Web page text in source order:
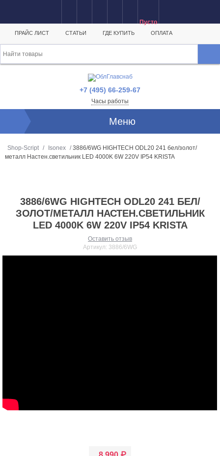
Пусто
ПРАЙС ЛИСТ СТАТЬИ ГДЕ КУПИТЬ ОПЛАТА
+7 (495) 66-259-67
Часы работы
Меню
Shop-Script / Isonex /3886/6WG HIGHTECH ODL20 241 бел/золот/
металл Настен.светильник LED 4000K 6W 220V IP54 KRISTA
3886/6WG HIGHTECH ODL20 241 БЕЛ/
ЗОЛОТ/МЕТАЛЛ НАСТЕН.СВЕТИЛЬНИК
LED 4000K 6W 220V IP54 KRISTA
Оставить отзыв
Артикул: 3886/6WG